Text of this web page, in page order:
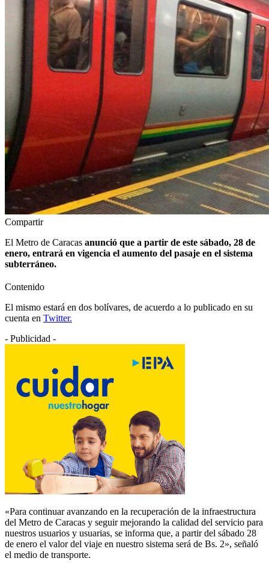
Compartir
El Metro de Caracas anunció que a partir de este sábado, 28 de
enero, entrará en vigencia el aumento del pasaje en el sistema
subterráneo.
Contenido
El mismo estará en dos bolívares, de acuerdo a lo publicado en su
cuenta en Twitter.
- Publicidad -
«Para continuar avanzando en la recuperación de la infraestructura
del Metro de Caracas y seguir mejorando la calidad del servicio para
nuestros usuarios y usuarias, se informa que, a partir del sábado 28
de enero el valor del viaje en nuestro sistema será de Bs. 2», señaló
el medio de transporte.